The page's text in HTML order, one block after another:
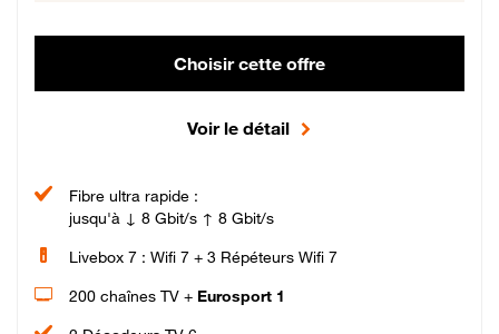
Choisir cette offre
Voir le détail
Fibre ultra rapide :
jusqu'à ↓ 8 Gbit/s ↑ 8 Gbit/s
Livebox 7 : Wifi 7 + 3 Répéteurs Wifi 7
200 chaînes TV + Eurosport 1